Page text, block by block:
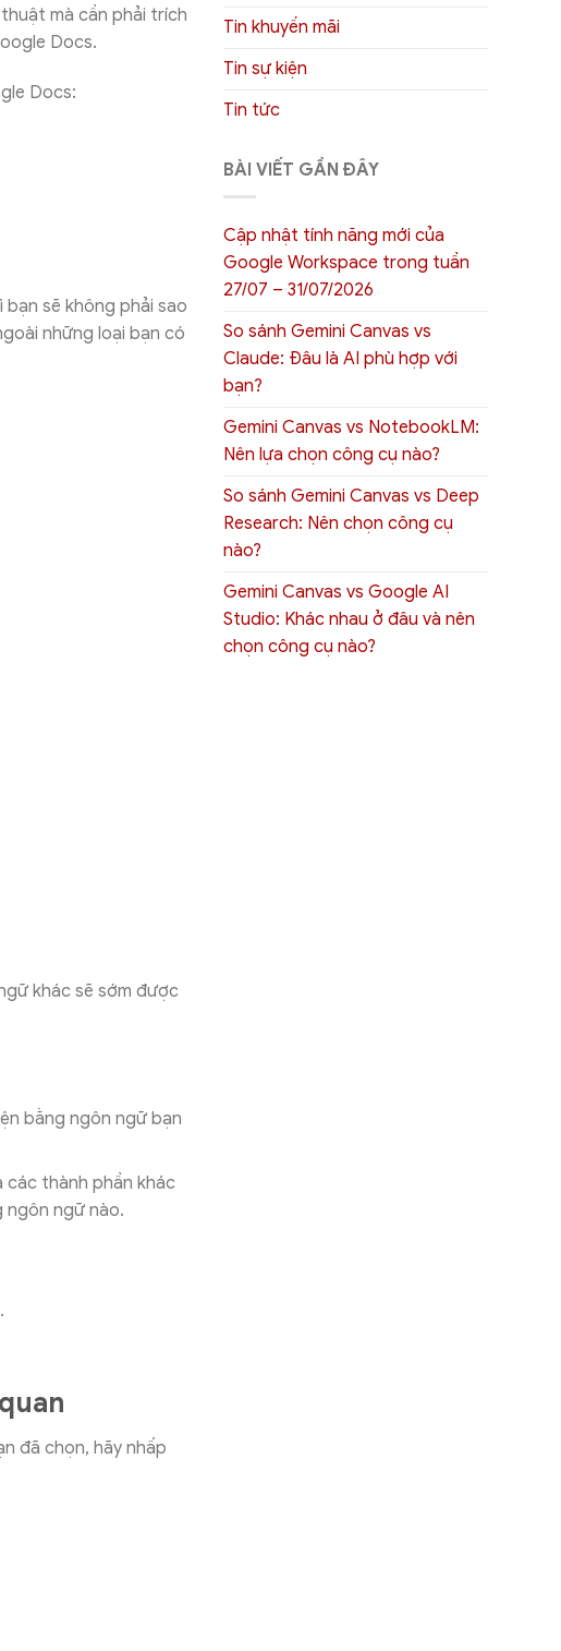
mà cần phải trích
Docs.
Docs:
sẽ không phải sao
những loại bạn có
khác sẽ sớm được
bằng ngôn ngữ bạn
các thành phần khác
ngôn ngữ nào.
đã chọn, hãy nhấp
Tin khuyến mãi
Tin sự kiện
Tin tức
BÀI VIẾT GẦN ĐÂY
Cập nhật tính năng mới của
Google Workspace trong tuần
27/07 – 31/07/2026
So sánh Gemini Canvas vs
Claude: Đâu là AI phù hợp với
bạn?
Gemini Canvas vs NotebookLM:
Nên lựa chọn công cụ nào?
So sánh Gemini Canvas vs Deep
Research: Nên chọn công cụ
nào?
Gemini Canvas vs Google AI
Studio: Khác nhau ở đâu và nên
chọn công cụ nào?